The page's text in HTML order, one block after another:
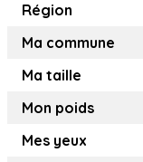
Région
Ma commune
Ma taille
Mon poids
Mes yeux